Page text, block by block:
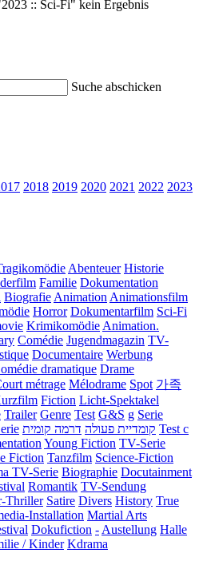
:: Sci-Fi" kein Ergebnis
Suche abschicken
2018 2019 2020 2021 2022 2023
Abenteuer Historie
Familie Dokumentation
Biografie Animation Animationsfilm
Horror Dokumentarfilm Sci-Fi
Krimikomödie Animation.
Comédie Jugendmagazin TV-
Documentaire Werbung
dramatique Drame
métrage Mélodrame Spot 가족
Fiction Licht-Spektakel
Trailer Genre Test G&S g Serie
קומדיית פעולה דרמה קומית
Test c
Young Fiction TV-Serie
Fiction Tanzfilm Science-Fiction
TV-Serie Biographie Docutainment
Romantik TV-Sendung
Thriller Satire Divers History True
Installation Martial Arts
Dokufiction - Austellung Halle
/ Kinder Kdrama